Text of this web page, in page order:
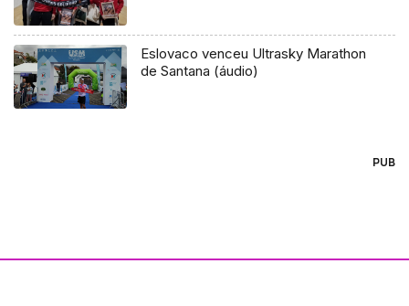
Eslovaco venceu Ultrasky Marathon
de Santana (áudio)
PUB